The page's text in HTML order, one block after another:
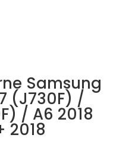
Samsung
(J730F) /
/ A6 2018
2018